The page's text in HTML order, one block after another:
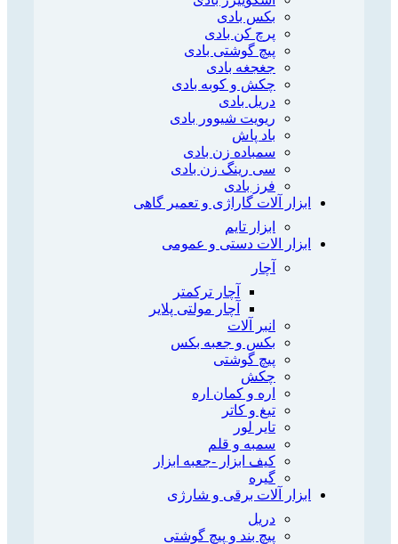
بکس بادی
پرچ کن بادی
پیچ گوشتی بادی
جغجغه بادی
چکش و کوبه بادی
دریل بادی
ریویت شیوور بادی
باد پاش
سمباده زن بادی
سی رینگ زن بادی
فرز بادی
ابزار آلات گاراژی و تعمیر گاهی
ابزار تایم
ابزار الات دستی و عمومی
آچار
آچار ترکمتر
آچار مولتی پلایر
انبر آلات
بکس و جعبه بکس
پیچ گوشتی
چکش
اره و کمان اره
تیغ و کاتر
تایر لور
سمبه و قلم
کیف ابزار -جعبه ابزار
گیره
ابزار آلات برقی و شارژی
دریل
پیچ بند و پیچ گوشتی